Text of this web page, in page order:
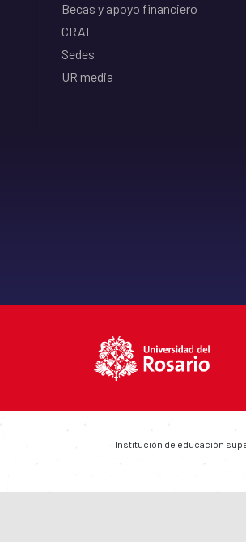
Becas y apoyo financiero
CRAI
Sedes
UR media
Institución de educación